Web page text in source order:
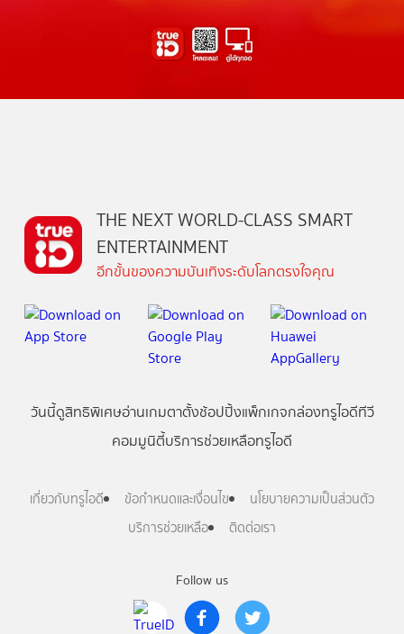
Follow us
THE NEXT WORLD-CLASS SMART
ENTERTAINMENT
อีกขั้นของความบันเทิงระดับโลกตรงใจคุณ
วันนี้ดูสิทธิพิเศษอ่านเกมตาตั้งช้อปปิ้งแพ็กเกจกล่องทรูไอดีทีวี
คอมมูนิตี้บริการช่วยเหลือทรูไอดี
เกี่ยวกับทรูไอดี ข้อกำหนดและเงื่อนไข
นโยบายความเป็นส่วนตัว
บริการช่วยเหลือ
ติดต่อเรา